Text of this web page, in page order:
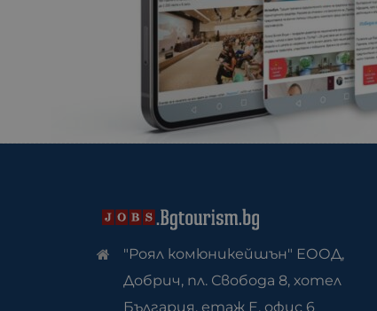
"Роял комюникейшън" ЕООД,
Добрич, пл. Свобода 8, хотел
България, етаж Е, офис 6